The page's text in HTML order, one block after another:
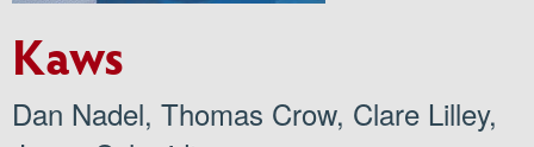
Kaws
Dan Nadel, Thomas Crow, Clare Lilley,